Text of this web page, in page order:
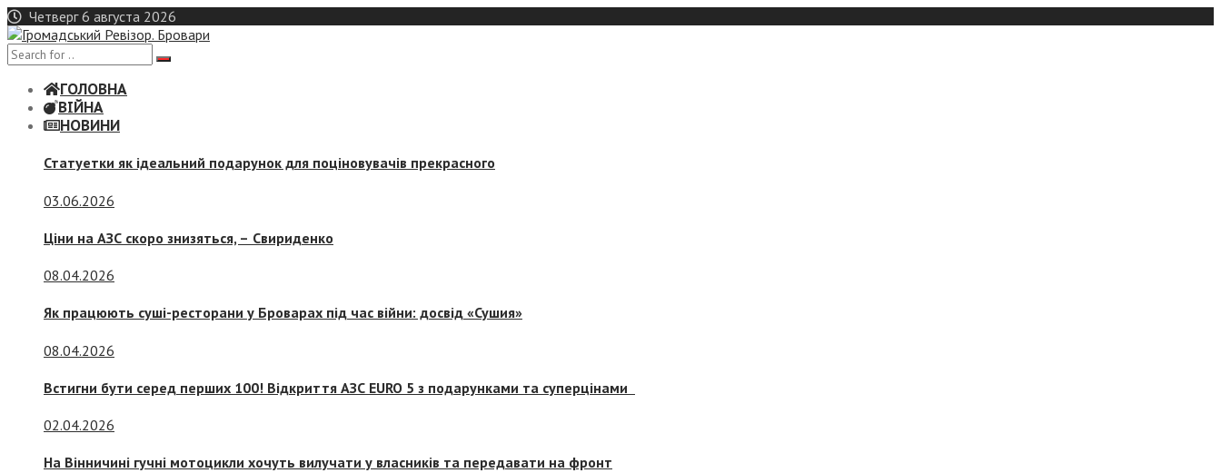
Skip
to
content
Четверг 6 августа 2026
ГОЛОВНА
ВІЙНА
НОВИНИ
Статуетки як ідеальний подарунок для поціновувачів прекрасного
03.06.2026
Ціни на АЗС скоро знизяться, – Свириденко
08.04.2026
Як працюють суші-ресторани у Броварах під час війни: досвід «Сушия»
08.04.2026
Встигни бути серед перших 100! Відкриття АЗС EURO 5 з подарунками та суперцінами
02.04.2026
На Вінничині гучні мотоцикли хочуть вилучати у власників та передавати на фронт